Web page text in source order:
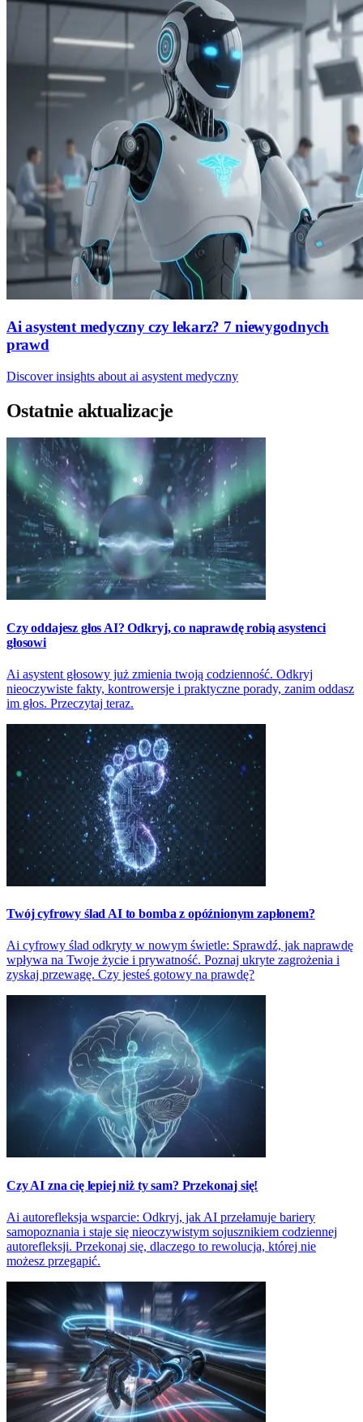
Ai asystent medyczny czy lekarz? 7 niewygodnych
prawd
Discover insights about ai asystent medyczny
Ostatnie aktualizacje
Czy oddajesz głos AI? Odkryj, co naprawdę robią asystenci
głosowi
Ai asystent głosowy już zmienia twoją codzienność. Odkryj
nieoczywiste fakty, kontrowersje i praktyczne porady, zanim oddasz
im głos. Przeczytaj teraz.
Twój cyfrowy ślad AI to bomba z opóźnionym zapłonem?
Ai cyfrowy ślad odkryty w nowym świetle: Sprawdź, jak naprawdę
wpływa na Twoje życie i prywatność. Poznaj ukryte zagrożenia i
zyskaj przewagę. Czy jesteś gotowy na prawdę?
Czy AI zna cię lepiej niż ty sam? Przekonaj się!
Ai autorefleksja wsparcie: Odkryj, jak AI przełamuje bariery
samopoznania i staje się nieoczywistym sojusznikiem codziennej
autorefleksji. Przekonaj się, dlaczego to rewolucja, której nie
możesz przegapić.